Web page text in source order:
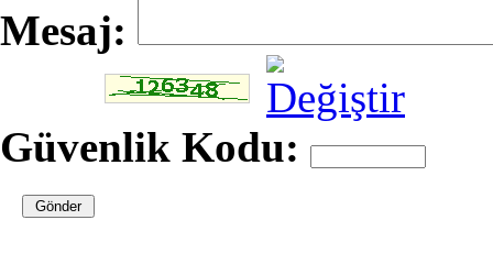
Mesaj:
Güvenlik Kodu: